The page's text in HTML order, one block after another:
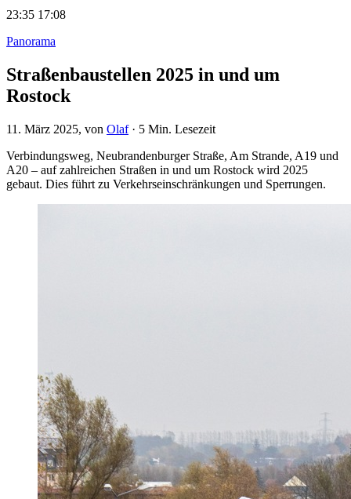
23:35 17:08
Panorama
Straßenbaustellen 2025 in und um
Rostock
11. März 2025, von Olaf· 5 Min. Lesezeit
Verbindungsweg, Neubrandenburger Straße, Am Strande, A19 und
A20 – auf zahlreichen Straßen in und um Rostock wird 2025
gebaut. Dies führt zu Verkehrseinschränkungen und Sperrungen.